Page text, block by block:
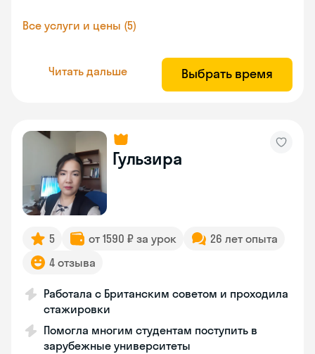
Все услуги и цены (5)
Читать дальше Выбрать время
Гульзира
5 от 1590 ₽ за урок
26 лет опыта
4 отзыва
Работала с Британским советом и проходила
стажировки
Помогла многим студентам поступить в
зарубежные университеты